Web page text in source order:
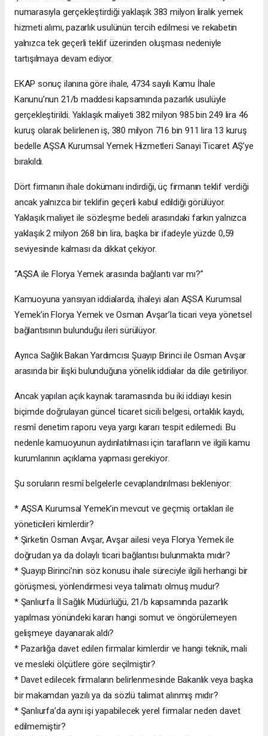
numarasıyla gerçekleştirdiği yaklaşık 383 milyon liralık yemek
hizmeti alımı, pazarlık usulünün tercih edilmesi ve rekabetin
yalnızca tek geçerli teklif üzerinden oluşması nedeniyle
tartışılmaya devam ediyor.
EKAP sonuç ilanına göre ihale, 4734 sayılı Kamu İhale
Kanunu’nun 21/b maddesi kapsamında pazarlık usulüyle
gerçekleştirildi. Yaklaşık maliyeti 382 milyon 985 bin 249 lira 46
kuruş olarak belirlenen iş, 380 milyon 716 bin 911 lira 13 kuruş
bedelle AŞSA Kurumsal Yemek Hizmetleri Sanayi Ticaret AŞ’ye
bırakıldı.
Dört firmanın ihale dokümanı indirdiği, üç firmanın teklif verdiği
ancak yalnızca bir teklifin geçerli kabul edildiği görülüyor.
Yaklaşık maliyet ile sözleşme bedeli arasındaki farkın yalnızca
yaklaşık 2 milyon 268 bin lira, başka bir ifadeyle yüzde 0,59
seviyesinde kalması da dikkat çekiyor.
“AŞSA ile Florya Yemek arasında bağlantı var mı?”
Kamuoyuna yansıyan iddialarda, ihaleyi alan AŞSA Kurumsal
Yemek’in Florya Yemek ve Osman Avşar’la ticari veya yönetsel
bağlantısının bulunduğu ileri sürülüyor.
Ayrıca Sağlık Bakan Yardımcısı Şuayıp Birinci ile Osman Avşar
arasında bir ilişki bulunduğuna yönelik iddialar da dile getiriliyor.
Ancak yapılan açık kaynak taramasında bu iki iddiayı kesin
biçimde doğrulayan güncel ticaret sicili belgesi, ortaklık kaydı,
resmî denetim raporu veya yargı kararı tespit edilemedi. Bu
nedenle kamuoyunun aydınlatılması için tarafların ve ilgili kamu
kurumlarının açıklama yapması gerekiyor.
Şu soruların resmî belgelerle cevaplandırılması bekleniyor:
* AŞSA Kurumsal Yemek’in mevcut ve geçmiş ortakları ile
yöneticileri kimlerdir?
* Şirketin Osman Avşar, Avşar ailesi veya Florya Yemek ile
doğrudan ya da dolaylı ticari bağlantısı bulunmakta mıdır?
* Şuayıp Birinci’nin söz konusu ihale süreciyle ilgili herhangi bir
görüşmesi, yönlendirmesi veya talimatı olmuş mudur?
* Şanlıurfa İl Sağlık Müdürlüğü, 21/b kapsamında pazarlık
yapılması yönündeki kararı hangi somut ve öngörülemeyen
gelişmeye dayanarak aldı?
* Pazarlığa davet edilen firmalar kimlerdir ve hangi teknik, mali
ve mesleki ölçütlere göre seçilmiştir?
* Davet edilecek firmaların belirlenmesinde Bakanlık veya başka
bir makamdan yazılı ya da sözlü talimat alınmış mıdır?
* Şanlıurfa’da aynı işi yapabilecek yerel firmalar neden davet
edilmemiştir?